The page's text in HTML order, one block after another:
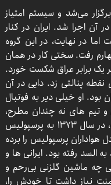
می‌شد و سیستم امتیاز
می‌گرفت در آن اجرا شد. ایران در کنار
اما در نهایت، در این گروه
رفت. سختی کار در همان
اول مشخص شد، جایی که ایران ۲ بر یک برابر عراق شکست خورد.
علی دایی در دقیقه ۹۰ از روی نقطه پنالتی زد. دایی در آن
بود. او خیلی دیر به فوتبال
و تیم های نه چندان مطرح،
سرانجام بعد از درخشش در بانک تجارت، در سال ۱۳۷۳ به پرسپولیس
پرسپولیس را برده
و در ابتدای فصل فوتبالی سال ۱۳۷۵، به السد رفته بود. ایرانی ها و
چه ماشین گلزنی بی‌رحم و
نیاز داشت تا خودش را،